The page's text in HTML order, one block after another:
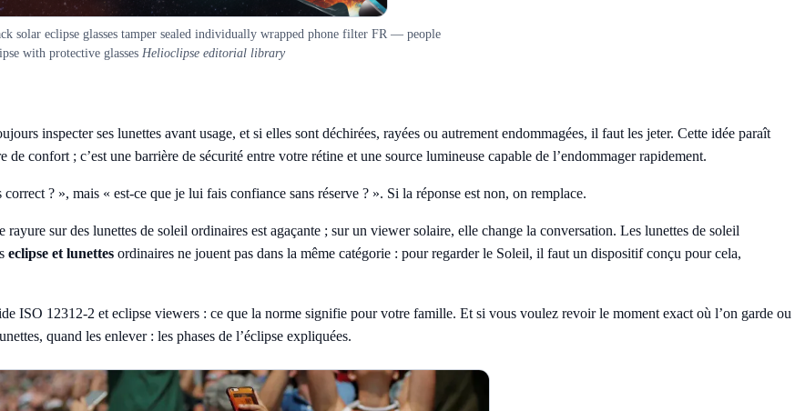
solar eclipse glasses tamper sealed individually wrapped phone filter FR — people
with protective glasses Helioclipse editorial library
inspecter ses lunettes avant usage, et si elles sont déchirées, rayées ou autrement endommagées, il faut les jeter. Cette idée paraît
confort ; c’est une barrière de sécurité entre votre rétine et une source lumineuse capable de l’endommager rapidement.
? », mais « est-ce que je lui fais confiance sans réserve ? ». Si la réponse est non, on remplace.
rayure sur des lunettes de soleil ordinaires est agaçante ; sur un viewer solaire, elle change la conversation. Les lunettes de soleil
eclipse et lunettes ordinaires ne jouent pas dans la même catégorie : pour regarder le Soleil, il faut un dispositif conçu pour cela,
ISO 12312-2 et eclipse viewers : ce que la norme signifie pour votre famille. Et si vous voulez revoir le moment exact où l’on garde ou
quand les enlever : les phases de l’éclipse expliquées.